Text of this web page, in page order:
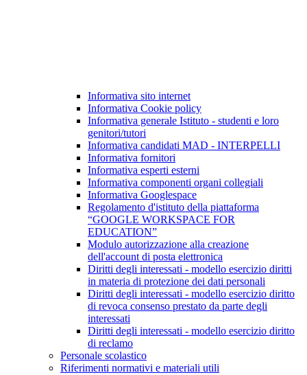
Informativa sito internet
Informativa Cookie policy
Informativa generale Istituto - studenti e loro
genitori/tutori
Informativa candidati MAD - INTERPELLI
Informativa fornitori
Informativa esperti esterni
Informativa componenti organi collegiali
Informativa Googlespace
Regolamento d'istituto della piattaforma
“GOOGLE WORKSPACE FOR
EDUCATION”
Modulo autorizzazione alla creazione
dell'account di posta elettronica
Diritti degli interessati - modello esercizio diritti
in materia di protezione dei dati personali
Diritti degli interessati - modello esercizio diritto
di revoca consenso prestato da parte degli
interessati
Diritti degli interessati - modello esercizio diritto
di reclamo
Personale scolastico
Riferimenti normativi e materiali utili